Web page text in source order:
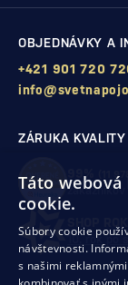
OBJEDNÁVKY A
+421 901 720
ZÁRUKA
99% (11
10. rok po
Táto
cookie.
Súbory cookie
návštevnosti.
s našimi